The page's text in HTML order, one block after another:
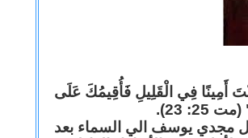
أَمِينًا فِي الْقَلِيلِ فَأُقِيمُكَ عَلَى
23).
مجدي يوسف الي السماء بعد